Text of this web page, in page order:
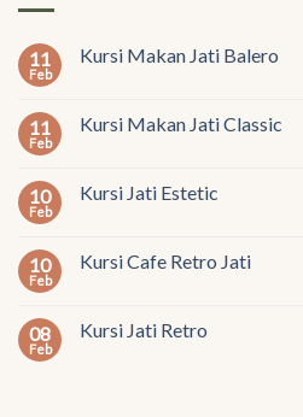
11
Feb
Kursi Makan Jati Balero
11
Feb
Kursi Makan Jati Classic
10
Feb
Kursi Jati Estetic
10
Feb
Kursi Cafe Retro Jati
08
Feb
Kursi Jati Retro